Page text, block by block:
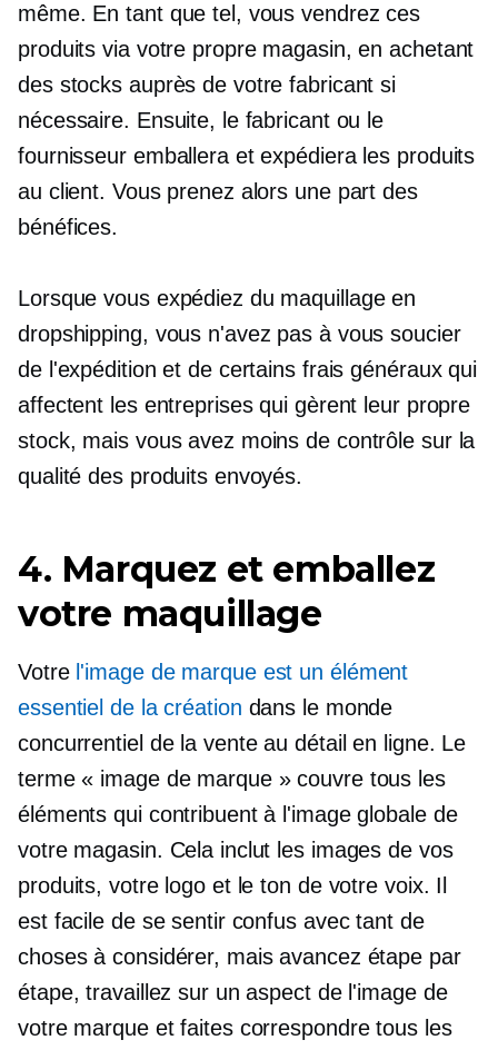
même. En tant que tel, vous vendrez ces
produits via votre propre magasin, en achetant
des stocks auprès de votre fabricant si
nécessaire. Ensuite, le fabricant ou le
fournisseur emballera et expédiera les produits
au client. Vous prenez alors une part des
bénéfices.
Lorsque vous expédiez du maquillage en
dropshipping, vous n'avez pas à vous soucier
de l'expédition et de certains frais généraux qui
affectent les entreprises qui gèrent leur propre
stock, mais vous avez moins de contrôle sur la
qualité des produits envoyés.
4. Marquez et emballez
votre maquillage
Votre l'image de marque est un élément
essentiel de la création dans le monde
concurrentiel de la vente au détail en ligne. Le
terme « image de marque » couvre tous les
éléments qui contribuent à l'image globale de
votre magasin. Cela inclut les images de vos
produits, votre logo et le ton de votre voix. Il
est facile de se sentir confus avec tant de
choses à considérer, mais avancez étape par
étape, travaillez sur un aspect de l'image de
votre marque et faites correspondre tous les